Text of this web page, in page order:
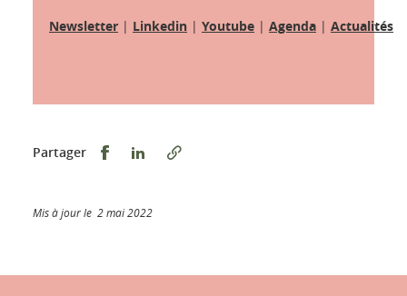
Newsletter | Linkedin | Youtube | Agenda | Actualités
Partager Partager sur Facebook
Partager sur LinkedIn
Mis à jour le 2 mai 2022